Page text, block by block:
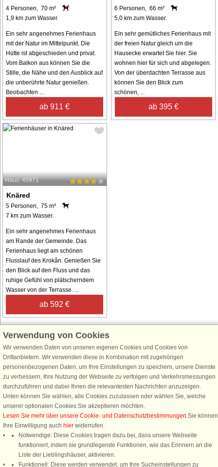
4 Personen, 70 m²
1,9 km zum Wasser.
Ein sehr angenehmes Ferienhaus
mit der Natur im Mittelpunkt. Die
Hütte ist abgeschieden und privat.
Vom Balkon aus können Sie die
Stille, die Nähe und den Ausblick auf
die unberührte Natur genießen.
Beobachten ...
ab 911 €
6 Personen, 66 m²
5,0 km zum Wasser.
Ein sehr gemütliches Ferienhaus mit
der freien Natur gleich um die
Hausecke erwartet Sie hier. Sie
wohnen hier für sich und abgelegen.
Von der überdachten Terrasse aus
können Sie den Blick zum
schönen, ...
ab 395 €
Haus: 45971
Knäred
5 Personen, 75 m²
7 km zum Wasser.
Ein sehr angenehmes Ferienhaus
am Rande der Gemeinde. Das
Ferienhaus liegt am schönen
Flusslauf des Krokån. Genießen Sie
den Blick auf den Fluss und das
ruhige Gefühl von plätscherndem
Wasser von der Terrasse. ...
ab 592 €
Schließen Sie sich 100.000 Ferienhaus-Fans an
Erhalten Sie einen Willkommensgutschein von 25 €für Ihren nächsten
Ferienhausurlaub - melden Sie sich einfach für den DanCenter Newsletter
an. Verpassen Sie nie wieder exklusive Angebote, Gewinnspiele und
Urlaubstipps!
Newsletter abonnieren
Verwendung von Cookies
Wir verwenden Daten von unseren eigenen Cookies und Cookies von
Drittanbietern. Wir verwenden diese in Kombination mit zugehörigen
personenbezogenen Daten, um Ihre Einstellungen zu speichern, unsere Dienste
zu verbessern, Ihre Nutzung der Webseite zu verfolgen und Verkehrsmessungen
durchzuführen und dabei Ihnen die relevantesten Nachrichten anzuzeigen.
Unten können Sie wählen, alle Cookies zuzulassen oder wählen Sie, welche
unserer optionalen Cookies Sie akzeptieren möchten.
Lesen Sie mehr über unsere Cookie- und Datenschutzbestimmungen.Sie können
Ihre Einwilligung auch hier widerrufen.
Notwendige: Diese Cookies tragen dazu bei, dass unsere Webseite
funktioniert, indem sie grundlegende Funktionen, wie das Erinnern an die
Liste der Lieblingshäuser, aktivieren.
Funktionell: Diese werden verwendet, um Ihre Sucheinstellungen zu